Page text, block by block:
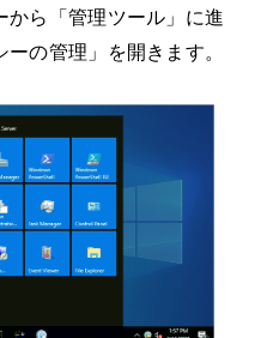
から「管理ツール」に進
の管理」を開きます。